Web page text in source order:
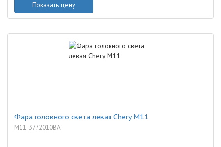
Показать цену
Фара головного света левая Chery M11
M11-3772010BA